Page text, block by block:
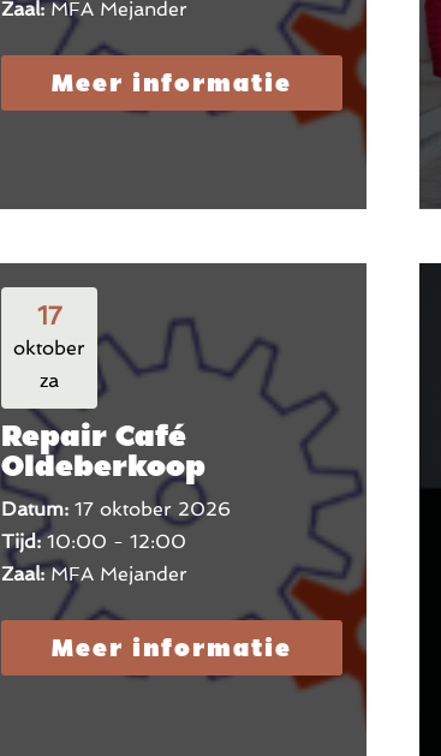
Zaal:MFA Mejander
Meer informatie
17
oktober
za
Repair Café
Oldeberkoop
Datum: 17 oktober 2026
Tijd:10:00 - 12:00
Zaal:MFA Mejander
Meer informatie